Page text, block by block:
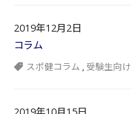
2019年12月2日
コラム
スポ健コラム , 受験生向け